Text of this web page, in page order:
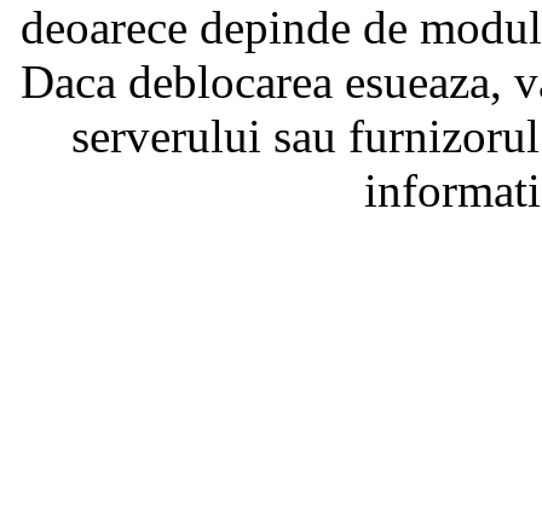
deoarece depinde de
Daca deblocarea
serverului sau